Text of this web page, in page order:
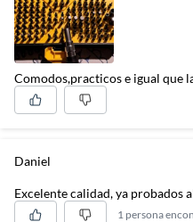
Comodos,practicos
Daniel
Excelente calidad, ya probados
1 persona